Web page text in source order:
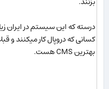
درسته که این سیستم در ایران
کسانی که دروپال کار میکنند و
بهترین CMS هست.